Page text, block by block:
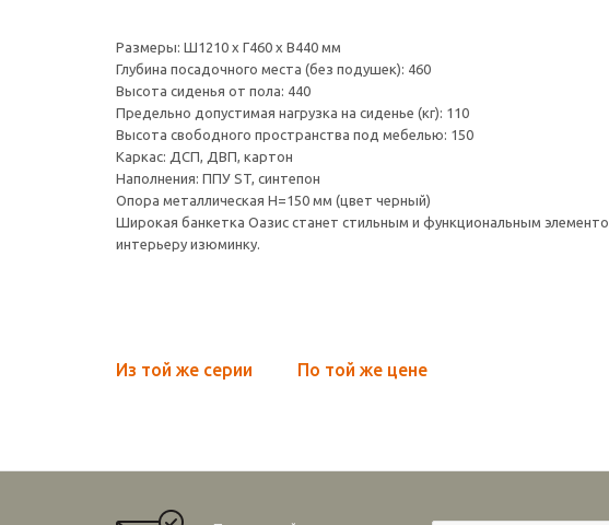
Размеры: Ш1210 х Г460 х В440 мм
Глубина посадочного места (без подушек): 460
Высота сиденья от пола: 440
Предельно допустимая нагрузка на сиденье (кг): 110
Высота свободного пространства под мебелью: 150
Каркас: ДСП, ДВП, картон
Наполнения: ППУ ST, синтепон
Опора металлическая Н=150 мм (цвет черный)
Широкая банкетка Оазис станет стильным и функциональным
интерьеру изюминку.
Из той же серии По той же цене